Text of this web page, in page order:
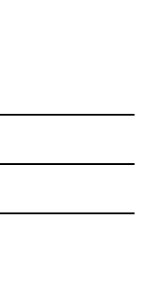
pertinenti
in tutto o in
o di
titolare, non
o
gratuitamente